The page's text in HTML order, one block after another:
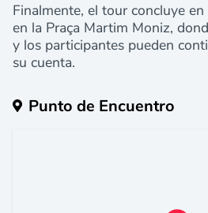
Finalmente, el tour concluye
en la Praça Martim Moniz,
y los participantes pueden
su cuenta.
Punto de Encuentro